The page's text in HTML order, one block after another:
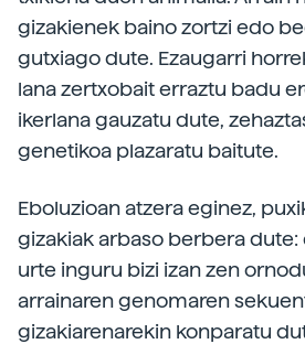
gizakienek baino zortzi edo
gutxiago dute. Ezaugarri
lana zertxobait erraztu badu
ikerlana gauzatu dute,
genetikoa plazaratu baitute.
Eboluzioan atzera eginez,
gizakiak arbaso berbera dute:
urte inguru bizi izan zen
arrainaren genomaren
gizakiarenarekin konparatu